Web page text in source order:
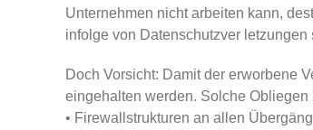
Unternehmen nicht arbeiten kann,
infolge von Datenschutzver­ letzungen
Doch Vorsicht: Damit der erworbene
eingehalten werden. Solche Obliegen­
• Firewallstrukturen an allen